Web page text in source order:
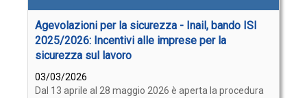
Agevolazioni per la sicurezza - Inail, bando ISI
2025/2026: Incentivi alle imprese per la
sicurezza sul lavoro
03/03/2026
Dal 13 aprile al 28 maggio 2026 è aperta la procedura